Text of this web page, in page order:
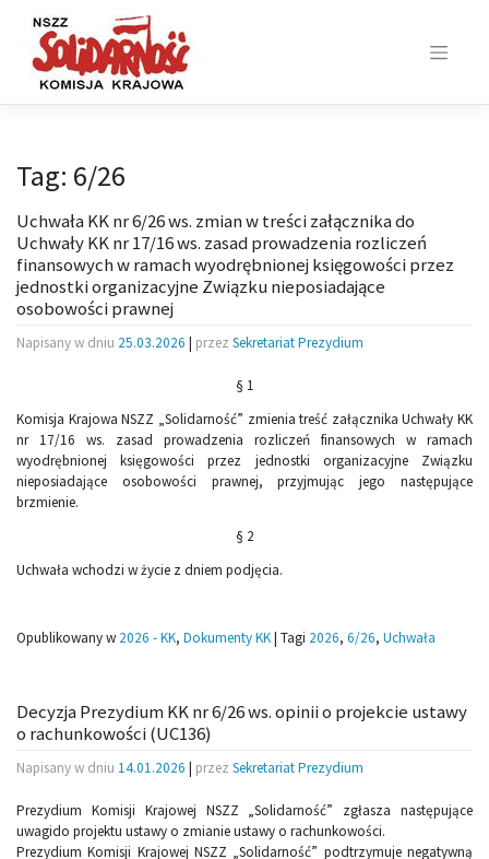
content
Tag: 6/26
Uchwała KK nr 6/26 ws. zmian w treści załącznika do
Uchwały KK nr 17/16 ws. zasad prowadzenia rozliczeń
finansowych w ramach wyodrębnionej księgowości przez
jednostki organizacyjne Związku nieposiadające
osobowości prawnej
Napisany w dniu 25.03.2026 | przez Sekretariat Prezydium
§ 1
Komisja Krajowa NSZZ „Solidarność” zmienia treść załącznika Uchwały KK
nr 17/16 ws. zasad prowadzenia rozliczeń finansowych w ramach
wyodrębnionej księgowości przez jednostki organizacyjne Związku
nieposiadające osobowości prawnej, przyjmując jego następujące
brzmienie.
§ 2
Uchwała wchodzi w życie z dniem podjęcia.
Opublikowany w 2026 - KK, Dokumenty KK| Tagi 2026, 6/26, Uchwała
Decyzja Prezydium KK nr 6/26 ws. opinii o projekcie ustawy
o rachunkowości (UC136)
Napisany w dniu 14.01.2026 | przez Sekretariat Prezydium
Prezydium Komisji Krajowej NSZZ „Solidarność” zgłasza następujące
uwagido projektu ustawy o zmianie ustawy o rachunkowości.
Prezydium Komisji Krajowej NSZZ „Solidarność” podtrzymuje negatywną